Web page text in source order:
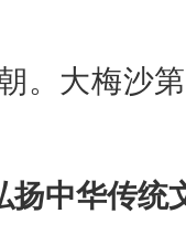
。大梅沙
扬中华传统